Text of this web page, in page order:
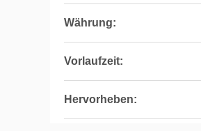
Währung:
Vorlaufzeit:
Hervorheben: